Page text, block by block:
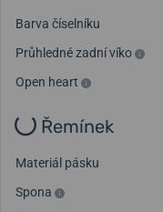
Barva číselníku
Průhledné zadní víko
Open heart
Řemínek
Materiál pásku
Spona